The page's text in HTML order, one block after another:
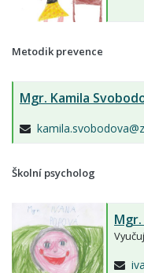
Metodik prevence
Mgr. Kamila
Školní psycholog
Mgr.